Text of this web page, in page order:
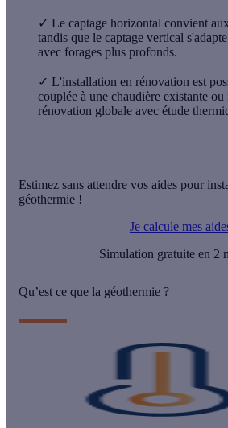
✓ Le captage horizontal convient
tandis que le captage vertical
avec forages plus profonds.
✓ L'installation en rénovation est
couplée à une chaudière existante ou
rénovation globale avec étude
Estimez sans attendre vos aides pour
géothermie !
Je calcule mes
Simulation gratuite en 2
Qu’est ce que la géothermie ?